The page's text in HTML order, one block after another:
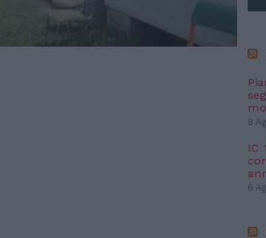
8
IC
6